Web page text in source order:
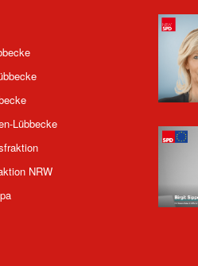
Lübbecke
NRW